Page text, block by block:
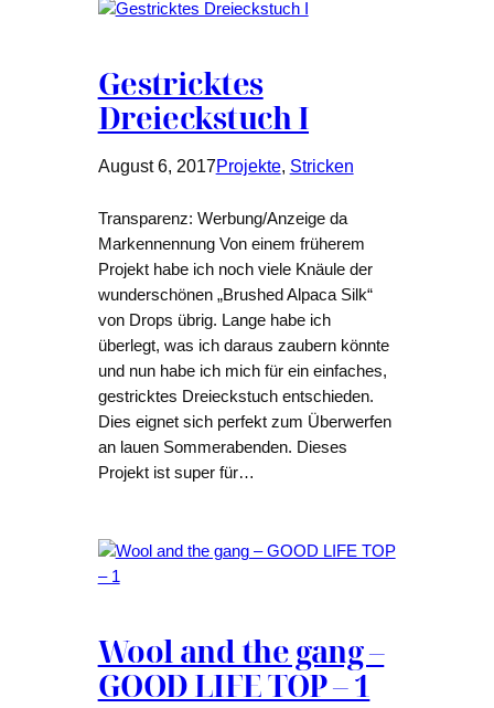
Gestricktes
Dreieckstuch I
August 6, 2017Projekte, Stricken
Transparenz: Werbung/Anzeige da
Markennennung Von einem früherem
Projekt habe ich noch viele Knäule der
wunderschönen „Brushed Alpaca Silk“
von Drops übrig. Lange habe ich
überlegt, was ich daraus zaubern könnte
und nun habe ich mich für ein einfaches,
gestricktes Dreieckstuch entschieden.
Dies eignet sich perfekt zum Überwerfen
an lauen Sommerabenden. Dieses
Projekt ist super für…
Wool and the gang –
GOOD LIFE TOP – 1